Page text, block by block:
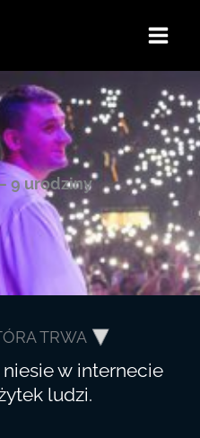
9 urodziny
TRWA
w internecie
ludzi.